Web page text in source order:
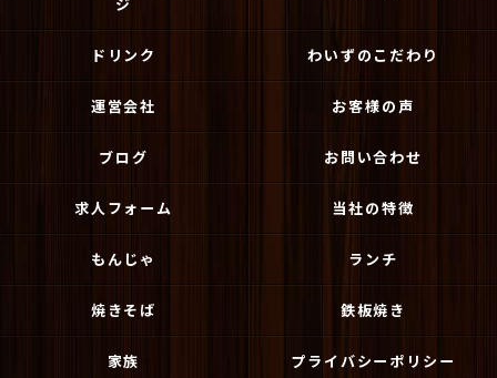
ドリンク わいずのこだわり
運営会社 お客様の声
ブログ お問い合わせ
求人フォーム 当社の特徴
もんじゃ ランチ
焼きそば 鉄板焼き
家族 プライバシーポリシー